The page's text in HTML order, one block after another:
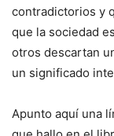
contradictorios y
que la sociedad
otros descartan
un significado
Apunto aquí una